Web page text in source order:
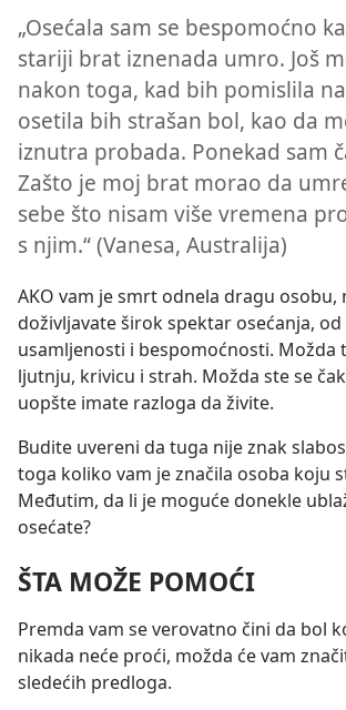
„Osećala sam se bespomoćno
stariji brat iznenada umro. Još
nakon toga, kad bih pomislila
osetila bih strašan bol, kao da
iznutra probada. Ponekad sam
Zašto je moj brat morao da
sebe što nisam više vremena
s njim.“ (Vanesa, Australija)
AKO vam je smrt odnela dragu osobu,
doživljavate širok spektar osećanja,
usamljenosti i bespomoćnosti. Možda
ljutnju, krivicu i strah. Možda ste se
uopšte imate razloga da živite.
Budite uvereni da tuga nije znak
toga koliko vam je značila osoba koju
Međutim, da li je moguće donekle
osećate?
ŠTA MOŽE POMOĆI
Premda vam se verovatno čini da bol
nikada neće proći, možda će vam
sledećih predloga.